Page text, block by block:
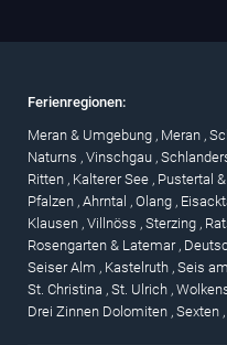
Ferienregionen:
Meran & Umgebung , Meran ,
Naturns , Vinschgau ,
Ritten , Kalterer See , Pustertal
Pfalzen , Ahrntal , Olang ,
Klausen , Villnöss , Sterzing ,
Rosengarten & Latemar ,
Seiser Alm , Kastelruth , Seis
St. Christina , St. Ulrich ,
Drei Zinnen Dolomiten , Sexten ,